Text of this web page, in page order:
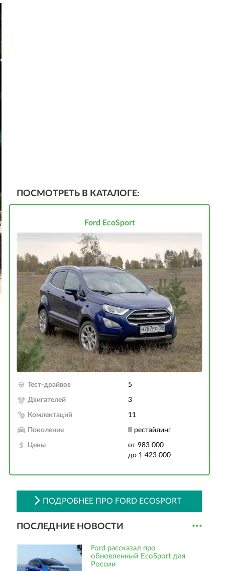
ПОСМОТРЕТЬ В КАТАЛОГЕ:
Ford EcoSport
Тест-драйвов 5
Двигателей 3
Комлектаций 11
Поколение II рестайлинг
Цены
от 983 000
до 1 423 000
ПОДРОБНЕЕ ПРО FORD ECOSPORT
ПОСЛЕДНИЕ НОВОСТИ ...
Ford рассказал про
обновленный EcoSport для
России